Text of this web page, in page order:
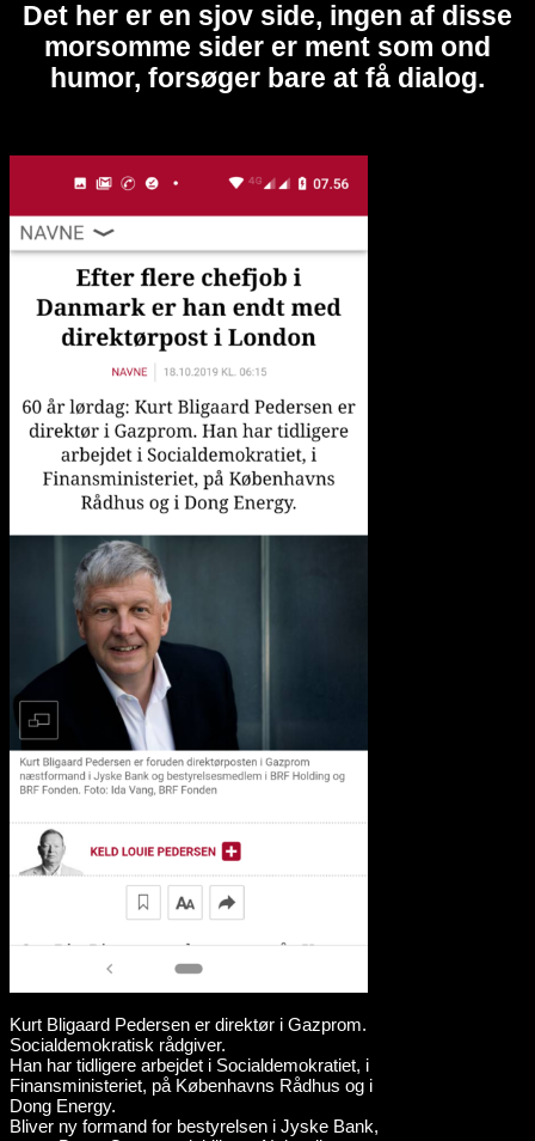
Det her er en sjov side, ingen af disse
morsomme sider er ment som ond
humor, forsøger bare at få dialog.
Kurt Bligaard Pedersen er direktør i Gazprom.
Socialdemokratisk rådgiver.
Han har tidligere arbejdet i Socialdemokratiet, i
Finansministeriet, på Københavns Rådhus og i
Dong Energy.
Bliver ny formand for bestyrelsen i Jyske Bank,